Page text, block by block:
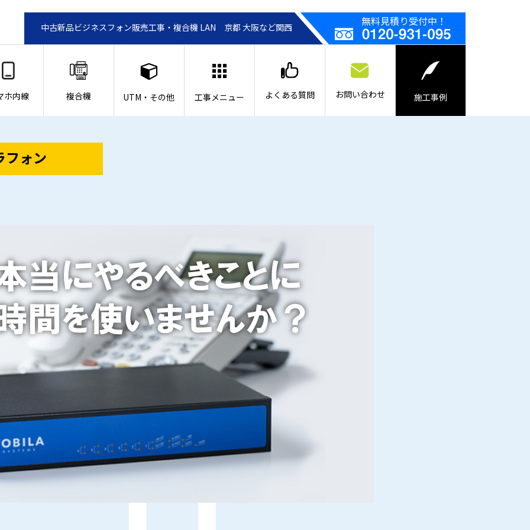
中古新品ビジネスフォン販売工事・複合機 LAN 京都 大阪など関西 無料見積り受付中！
ホ内線 複合機 UTM・その他 工事メニュー よくある質問 お問い合わせ 施工事例
フォン